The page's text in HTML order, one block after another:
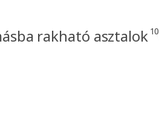
rakható asztalok 10